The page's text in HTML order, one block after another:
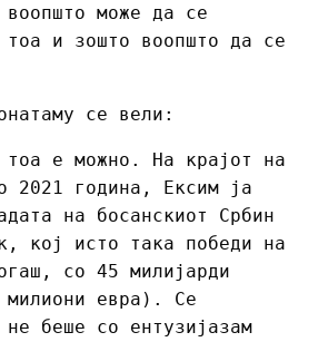
може да се
тоа и зошто воопшто да се
се вели:
тоа е можно. На крајот на
2021 година, Ексим ја
на босанскиот Србин
кој исто така победи на
со 45 милијарди
милиони евра). Се
беше со ентузијазам